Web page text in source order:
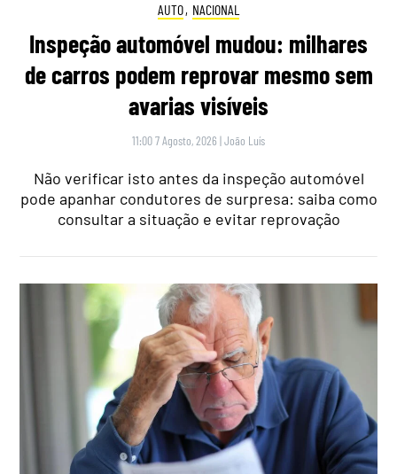
AUTO, NACIONAL
Inspeção automóvel mudou: milhares
de carros podem reprovar mesmo sem
avarias visíveis
11:00 7 Agosto, 2026 |João Luís
Não verificar isto antes da inspeção automóvel
pode apanhar condutores de surpresa: saiba como
consultar a situação e evitar reprovação